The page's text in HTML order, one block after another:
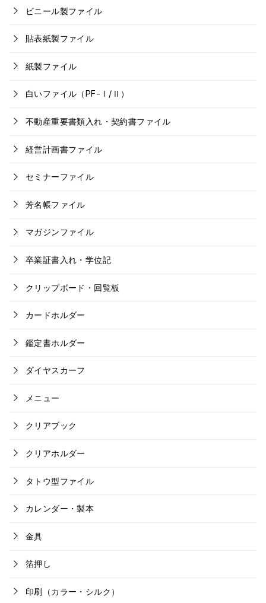
ビニール製ファイル
貼表紙製ファイル
紙製ファイル
白いファイル（PF-Ⅰ/Ⅱ）
不動産重要書類入れ・契約書ファイル
経営計画書ファイル
セミナーファイル
芳名帳ファイル
マガジンファイル
卒業証書入れ・学位記
クリップボード・回覧板
カードホルダー
鑑定書ホルダー
ダイヤスカーフ
メニュー
クリアブック
クリアホルダー
タトウ型ファイル
カレンダー・製本
金具
箔押し
印刷（カラー・シルク）